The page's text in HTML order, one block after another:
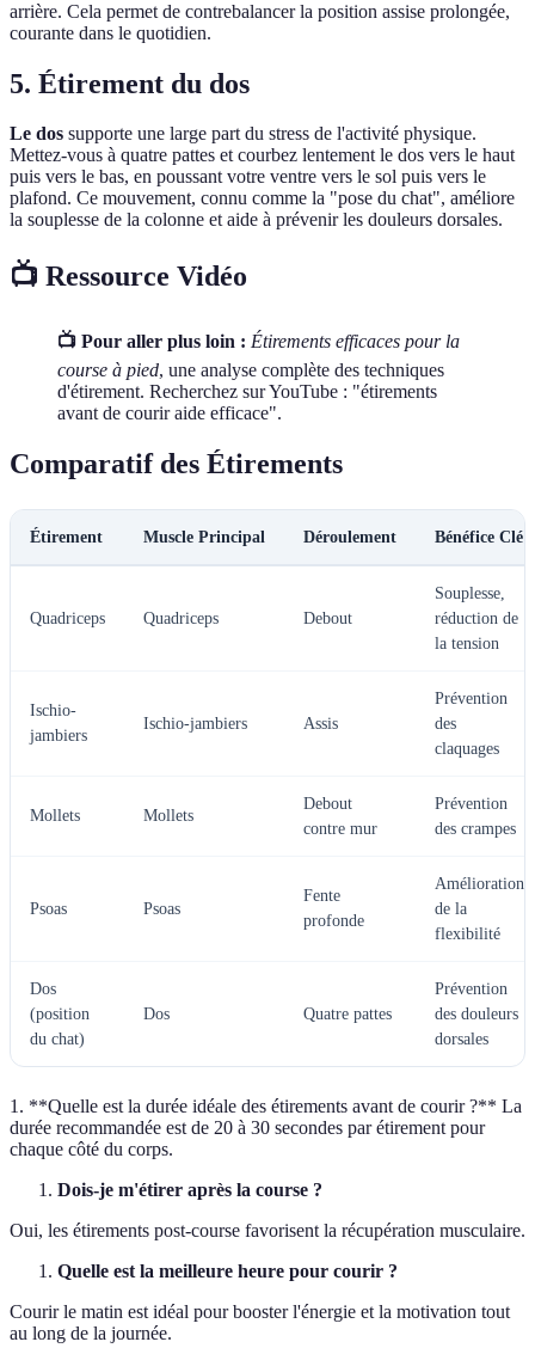
arrière. Cela permet de contrebalancer la position assise prolongée,
courante dans le quotidien.
5. Étirement du dos
Le dos supporte une large part du stress de l'activité physique.
Mettez-vous à quatre pattes et courbez lentement le dos vers le haut
puis vers le bas, en poussant votre ventre vers le sol puis vers le
plafond. Ce mouvement, connu comme la "pose du chat", améliore
la souplesse de la colonne et aide à prévenir les douleurs dorsales.
📺 Ressource Vidéo
📺 Pour aller plus loin : Étirements efficaces pour la
course à pied, une analyse complète des techniques
d'étirement. Recherchez sur YouTube : "étirements
avant de courir aide efficace".
Comparatif des Étirements
Étirement Muscle Principal Déroulement Bénéfice Clé
Quadriceps Quadriceps Debout
Souplesse,
réduction de
la tension
Ischio-
jambiers
Ischio-jambiers Assis
Prévention
des
claquages
Mollets Mollets
Debout
contre mur
Prévention
des crampes
Psoas Psoas
Fente
profonde
Amélioration
de la
flexibilité
Dos
(position
du chat)
Dos Quatre pattes
Prévention
des douleurs
dorsales
1. **Quelle est la durée idéale des étirements avant de courir ?** La
durée recommandée est de 20 à 30 secondes par étirement pour
chaque côté du corps.
Dois-je m'étirer après la course ?
Oui, les étirements post-course favorisent la récupération musculaire.
Quelle est la meilleure heure pour courir ?
Courir le matin est idéal pour booster l'énergie et la motivation tout
au long de la journée.